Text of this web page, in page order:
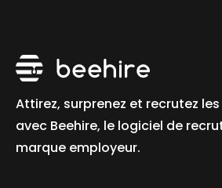
Attirez, surprenez et recrutez
avec Beehire, le logiciel de
marque employeur.